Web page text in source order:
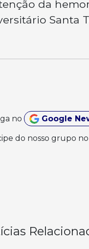
da
Santa
no Google
do nosso grupo no